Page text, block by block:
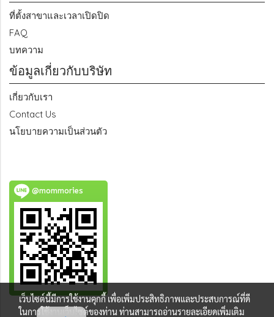
ที่ตั้งสาขาและเวลาเปิดปิด
FAQ
บทความ
ข้อมูลเกี่ยวกับบริษัท
เกี่ยวกับเรา
Contact Us
นโยบายความเป็นส่วนตัว
@mommories
เว็บไซต์นี้มีการใช้งานคุกกี้ เพื่อเพิ่มประสิทธิภาพและประสบการณ์ที่ดี
ในการใช้งานเว็บไซต์ของท่าน ท่านสามารถอ่านรายละเอียดเพิ่มเติม